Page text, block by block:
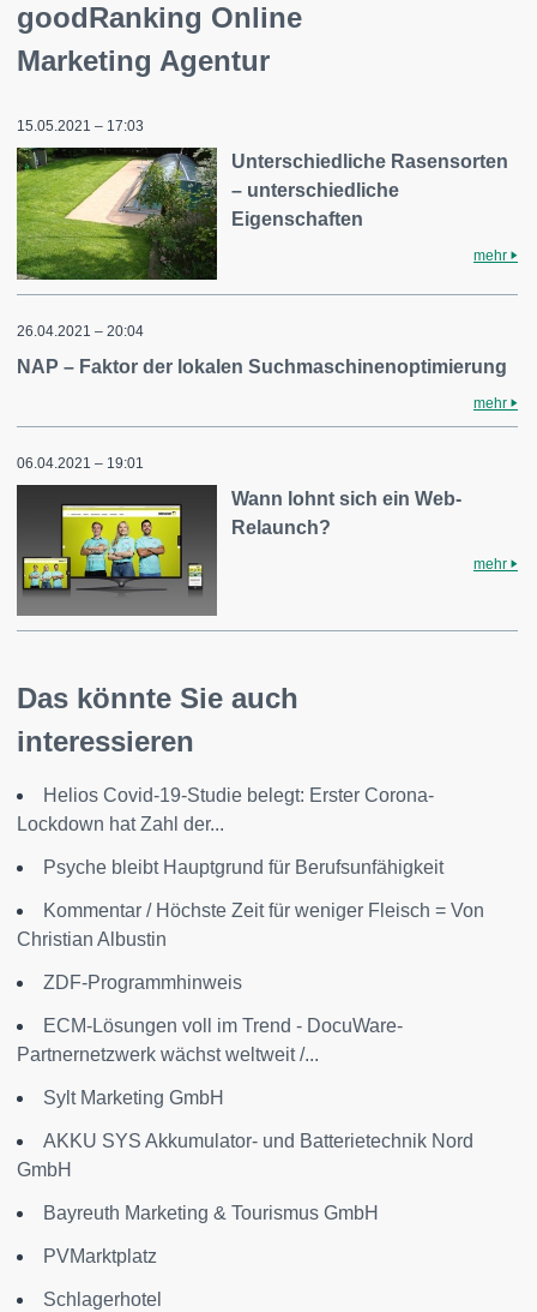
goodRanking Online
Marketing Agentur
15.05.2021 – 17:03
Unterschiedliche Rasensorten
– unterschiedliche
Eigenschaften
mehr
26.04.2021 – 20:04
NAP – Faktor der lokalen Suchmaschinenoptimierung
mehr
06.04.2021 – 19:01
Wann lohnt sich ein Web-
Relaunch?
mehr
Das könnte Sie auch
interessieren
Helios Covid-19-Studie belegt: Erster Corona-
Lockdown hat Zahl der...
Psyche bleibt Hauptgrund für Berufsunfähigkeit
Kommentar / Höchste Zeit für weniger Fleisch = Von
Christian Albustin
ZDF-Programmhinweis
ECM-Lösungen voll im Trend - DocuWare-
Partnernetzwerk wächst weltweit /...
Sylt Marketing GmbH
AKKU SYS Akkumulator- und Batterietechnik Nord
GmbH
Bayreuth Marketing & Tourismus GmbH
PVMarktplatz
Schlagerhotel